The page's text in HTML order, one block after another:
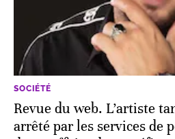
SOCIÉTÉ
Revue du web. L’artiste
arrêté par les services de